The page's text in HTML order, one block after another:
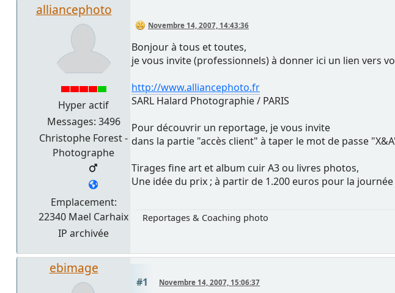
alliancephoto
Hyper actif
Messages: 3496
Christophe Forest -
Photographe
Emplacement:
22340 Mael Carhaix
IP archivée
Novembre 14, 2007, 14:43:36
Bonjour à tous et toutes,
je vous invite (professionnels) à donner ici un lien vers
http://www.alliancephoto.fr
SARL Halard Photographie / PARIS
Pour découvrir un reportage, je vous invite
dans la partie "accès client" à taper le mot de passe
Tirages fine art et album cuir A3 ou livres photos,
Une idée du prix ; à partir de 1.200 euros pour la
Reportages & Coaching photo
ebimage
#1 Novembre 14, 2007, 15:06:37